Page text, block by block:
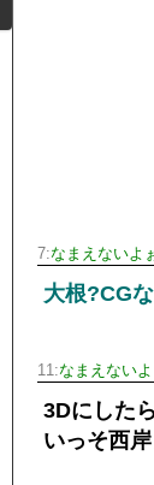
7:なまえないよ
大根?CG
11:なまえない
3Dにした
いっそ西